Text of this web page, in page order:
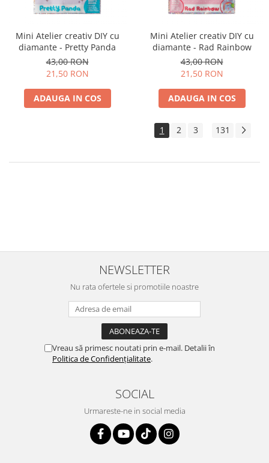
Mini Atelier creativ DIY cu
diamante - Pretty Panda
43,00 RON
21,50 RON
ADAUGA IN COS
Mini Atelier creativ DIY cu
diamante - Rad Rainbow
43,00 RON
21,50 RON
ADAUGA IN COS
1 2 3 131
NEWSLETTER
Nu rata ofertele si promotiile noastre
Vreau să primesc noutati prin e-mail. Detalii în
Politica de Confidențialitate.
SOCIAL
Urmareste-ne in social media